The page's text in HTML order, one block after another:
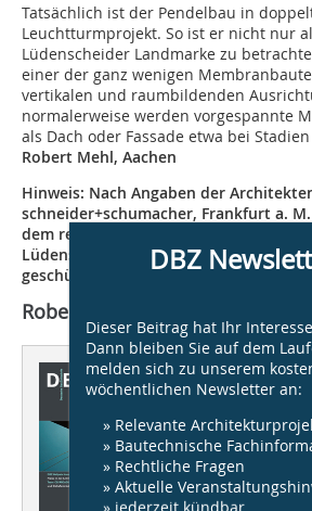
Tatsächlich ist der Pendelbau in
Leuchtturmprojekt. So ist er nicht nur
Lüdenscheider Landmarke zu
einer der ganz wenigen
vertikalen und raumbildenden
normalerweise werden vorgespannte
als Dach oder Fassade etwa bei
Robert Mehl, Aachen
Hinweis: Nach Angaben der
schneider+schumacher, Frankfurt a.
dem realisierten Projekt, Phänomenta-
Lüdenscheid, um einen
geschützten Entwurf von
Robert Mehl, Aachen
Dieser Artikel
DBZ 08/2015
Tragwerk
komplex,
DBZ Heftpate
DBZ
Dieser Beitrag hat Ihr
Dann bleiben Sie auf dem
melden sich zu unserem
wöchentlichen Newsletter an:
» Relevante
» Bautechnische
» Rechtliche Fragen
» Aktuelle
» jederzeit kündbar